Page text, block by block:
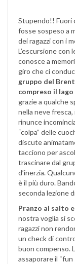
Stupendo!! Fuori
fosse sospeso a
dei ragazzi con i
L’escursione con
conosce a
giro che ci
gruppo del
compreso il
grazie a qualche
nella neve
rinunce
“colpa” delle
discute
tacciono per
trascinare dal
d’inerzia.
è il più duro.
seconda lezione
Pranzo al salto
nostra voglia si
ragazzi non
un check di
buon compenso.
assaporare il